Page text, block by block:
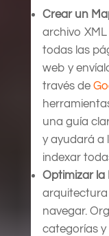
Crear un
archivo
todas las
web y
través de
una guía
y ayudará a
indexar
Optimizar la
arquitectura
navegar.
categorías y